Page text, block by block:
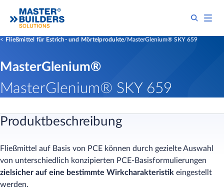
Fließmittel für Estrich- und Mörtelprodukte MasterGlenium® SKY 659
MasterGlenium®
MasterGlenium® SKY 659
Produktbeschreibung
Fließmittel auf Basis von PCE können durch gezielte Auswahl
von unterschiedlich konzipierten PCE-Basisformulierungen
zielsicher auf eine bestimmte Wirkcharakteristik eingestellt
werden.